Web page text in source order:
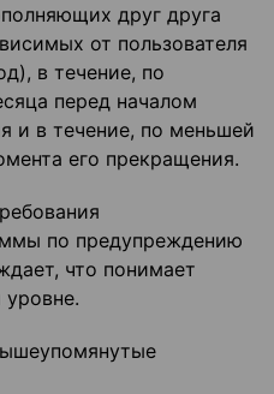
друг друга
от пользователя
в течение, по
перед началом
и в течение, по меньшей
его прекращения.
по предупреждению
что понимает